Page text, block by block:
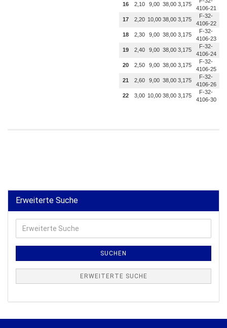
16
2,10 9,00 38,00 3,175
4106-21
17
2,20 10,00 38,00 3,175
F-32-
4106-22
18
2,30 9,00 38,00 3,175
F-32-
4106-23
19
2,40 9,00 38,00 3,175
F-32-
4106-24
20
2,50 9,00 38,00 3,175
F-32-
4106-25
21
2,60 9,00 38,00 3,175
F-32-
4106-26
22
3,00 10,00 38,00 3,175
F-32-
4106-30
Erweiterte Suche
Erweiterte
Suche
SUCHEN
ERWEITERTE SUCHE